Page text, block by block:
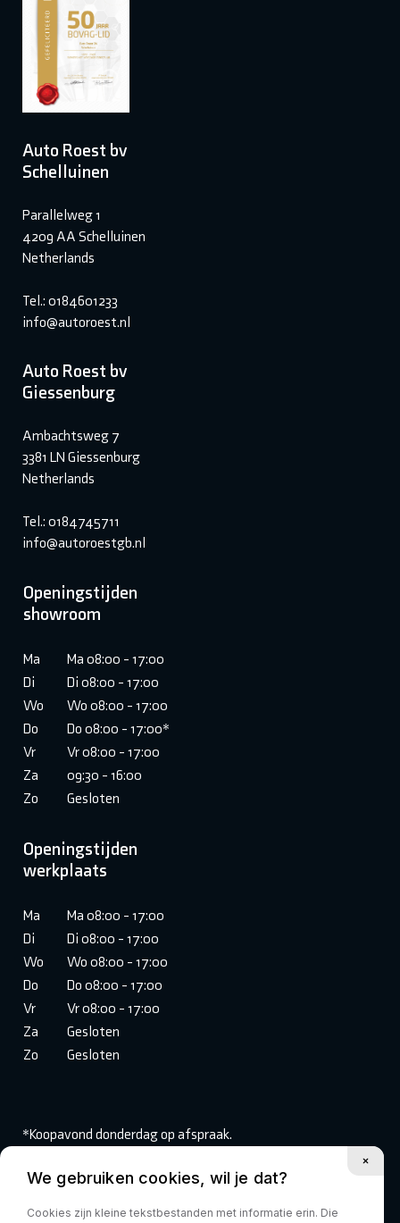
Auto Roest bv
Schelluinen
Parallelweg 1
4209 AA Schelluinen
Netherlands
Tel.: 0184601233
info@autoroest.nl
Auto Roest bv
Giessenburg
Ambachtsweg 7
3381 LN Giessenburg
Netherlands
Tel.: 0184745711
info@autoroestgb.nl
Openingstijden
showroom
Ma
Ma 08:00 - 17:00
Di
Di 08:00 - 17:00
Wo
Wo 08:00 - 17:00
Do
Do 08:00 - 17:00*
Vr
Vr 08:00 - 17:00
Za
09:30 - 16:00
Zo
Gesloten
Openingstijden
werkplaats
Ma
Ma 08:00 - 17:00
Di
Di 08:00 - 17:00
Wo
Wo 08:00 - 17:00
Do
Do 08:00 - 17:00
Vr
Vr 08:00 - 17:00
Za
Gesloten
Zo
Gesloten
*Koopavond donderdag op afspraak.
Volg ons:
We gebruiken cookies, wil je dat?
Cookies zijn kleine tekstbestanden met informatie erin. Die